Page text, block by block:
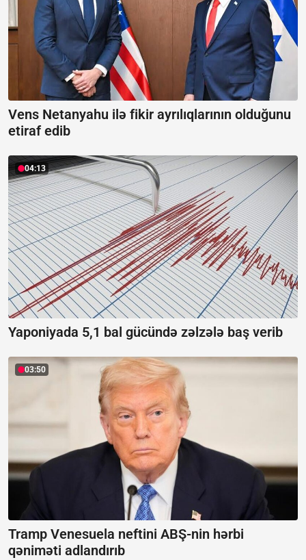
Vens Netanyahu ilə fikir ayrılıqlarının olduğunu
etiraf edib
04:13
Yaponiyada 5,1 bal gücündə zəlzələ baş verib
03:50
Tramp Venesuela neftini ABŞ-nin hərbi
qəniməti adlandırıb